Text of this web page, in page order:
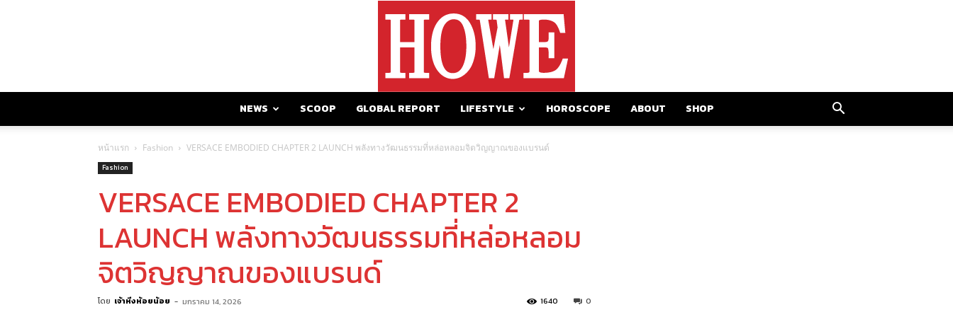
NEWS SCOOP GLOBAL REPORT LIFESTYLE HOROSCOPE ABOUT SHOP
หน้าแรก Fashion VERSACE EMBODIED CHAPTER 2 LAUNCH พลังทางวัฒนธรรมที่หล่อหลอมจิตวิญญาณของแบรนด์
Fashion
VERSACE EMBODIED CHAPTER 2
LAUNCH พลังทางวัฒนธรรมที่หล่อหลอม
จิตวิญญาณของแบรนด์
โดย เจ้าหิ่งห้อยน้อย - มกราคม 14, 2026 0
1640